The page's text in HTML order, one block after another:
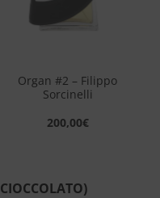
Organ #2 – Filippo
Sorcinelli
200,00€